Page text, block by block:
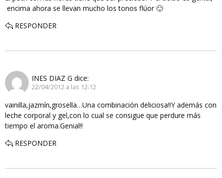
encima ahora se llevan mucho los tonos flúor 🙂
RESPONDER
INES DIAZ G dice:
22/04/2012 a las 12:12
vainilla,jazmín,grosella…Una combinación deliciosa!!Y además con
leche corporal y gel,con lo cual se consigue que perdure más
tiempo el aroma.Genial!!
RESPONDER